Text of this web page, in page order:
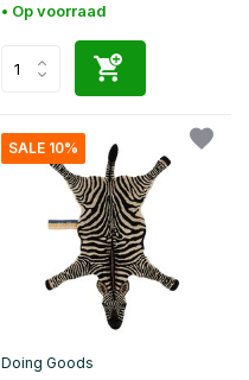
• Op voorraad
SALE 10%
Doing Goods